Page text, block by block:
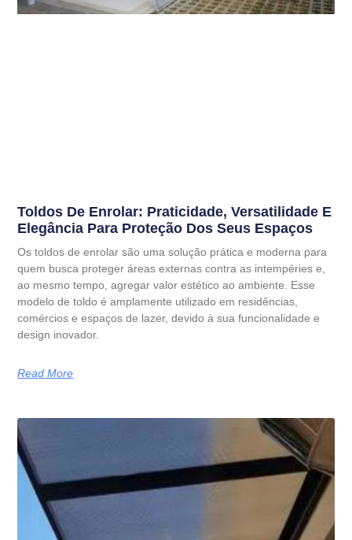
Toldos De Enrolar: Praticidade, Versatilidade E
Elegância Para Proteção Dos Seus Espaços
Os toldos de enrolar são uma solução prática e moderna para
quem busca proteger áreas externas contra as intempéries e,
ao mesmo tempo, agregar valor estético ao ambiente. Esse
modelo de toldo é amplamente utilizado em residências,
comércios e espaços de lazer, devido à sua funcionalidade e
design inovador.
Read More